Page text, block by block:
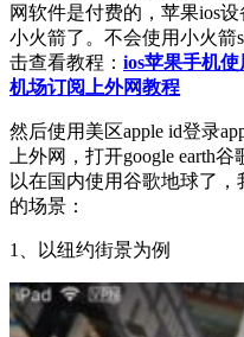
网软件是付费的，苹果ios
小火箭了。不会使用小火箭
击查看教程： ios苹果手机
机场订阅上外网教程
然后使用美区apple id登录
上外网，打开google earth
以在国内使用谷歌地球了
的场景：
1、以纽约街景为例